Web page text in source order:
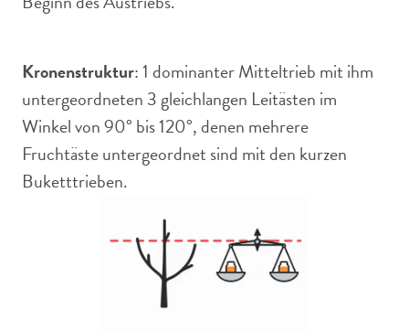
Kronenstruktur: 1 dominanter Mitteltrieb mit ihm
untergeordneten 3 gleichlangen Leitästen im
Winkel von 90° bis 120°, denen mehrere
Fruchtäste untergeordnet sind mit den kurzen
Buketttrieben.